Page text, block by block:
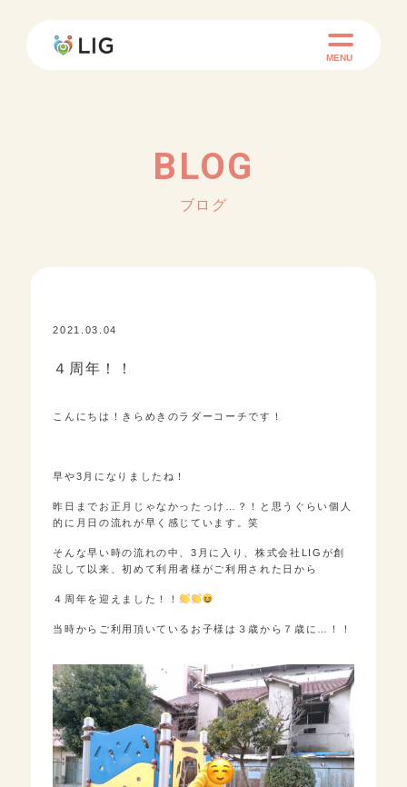
MENU
BLOG
ブログ
2021.03.04
４周年！！
こんにちは！きらめきのラダーコーチです！
早や3月になりましたね！
昨日までお正月じゃなかったっけ…？！と思うぐらい個人
的に月日の流れが早く感じています。笑
そんな早い時の流れの中、3月に入り、株式会社LIGが創
設して以来、初めて利用者様がご利用された日から
４周年を迎えました！！
当時からご利用頂いているお子様は３歳から７歳に…！！